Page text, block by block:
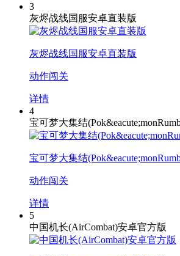
3
灰烬战线国服安卓直装版
灰烬战线国服安卓直装版
动作闯关
详情
4
宝可梦大集结
宝可梦大集结
动作闯关
详情
5
中国机长(AirCombat)安卓官方版